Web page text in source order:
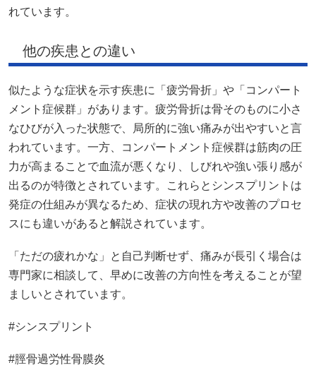
れています。
他の疾患との違い
似たような症状を示す疾患に「疲労骨折」や「コンパート
メント症候群」があります。疲労骨折は骨そのものに小さ
なひびが入った状態で、局所的に強い痛みが出やすいと言
われています。一方、コンパートメント症候群は筋肉の圧
力が高まることで血流が悪くなり、しびれや強い張り感が
出るのが特徴とされています。これらとシンスプリントは
発症の仕組みが異なるため、症状の現れ方や改善のプロセ
スにも違いがあると解説されています。
「ただの疲れかな」と自己判断せず、痛みが長引く場合は
専門家に相談して、早めに改善の方向性を考えることが望
ましいとされています。
#シンスプリント
#脛骨過労性骨膜炎